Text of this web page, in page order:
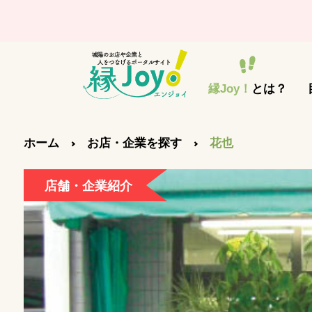
縁Joy！ とは？
ホーム お店・企業を探す 花也
店舗・企業紹介